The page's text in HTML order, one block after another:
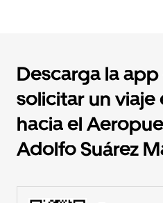
Descarga la
solicitar un
hacia el
Adolfo Suárez